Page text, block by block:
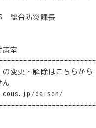
総合防災課長
策室
の変更・解除はこちらから
ん
daisen/